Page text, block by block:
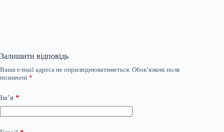
Залишити відповідь
Ваша e-mail адреса не оприлюднюватиметься. Обов’язкові поля
позначені *
Ім’я *